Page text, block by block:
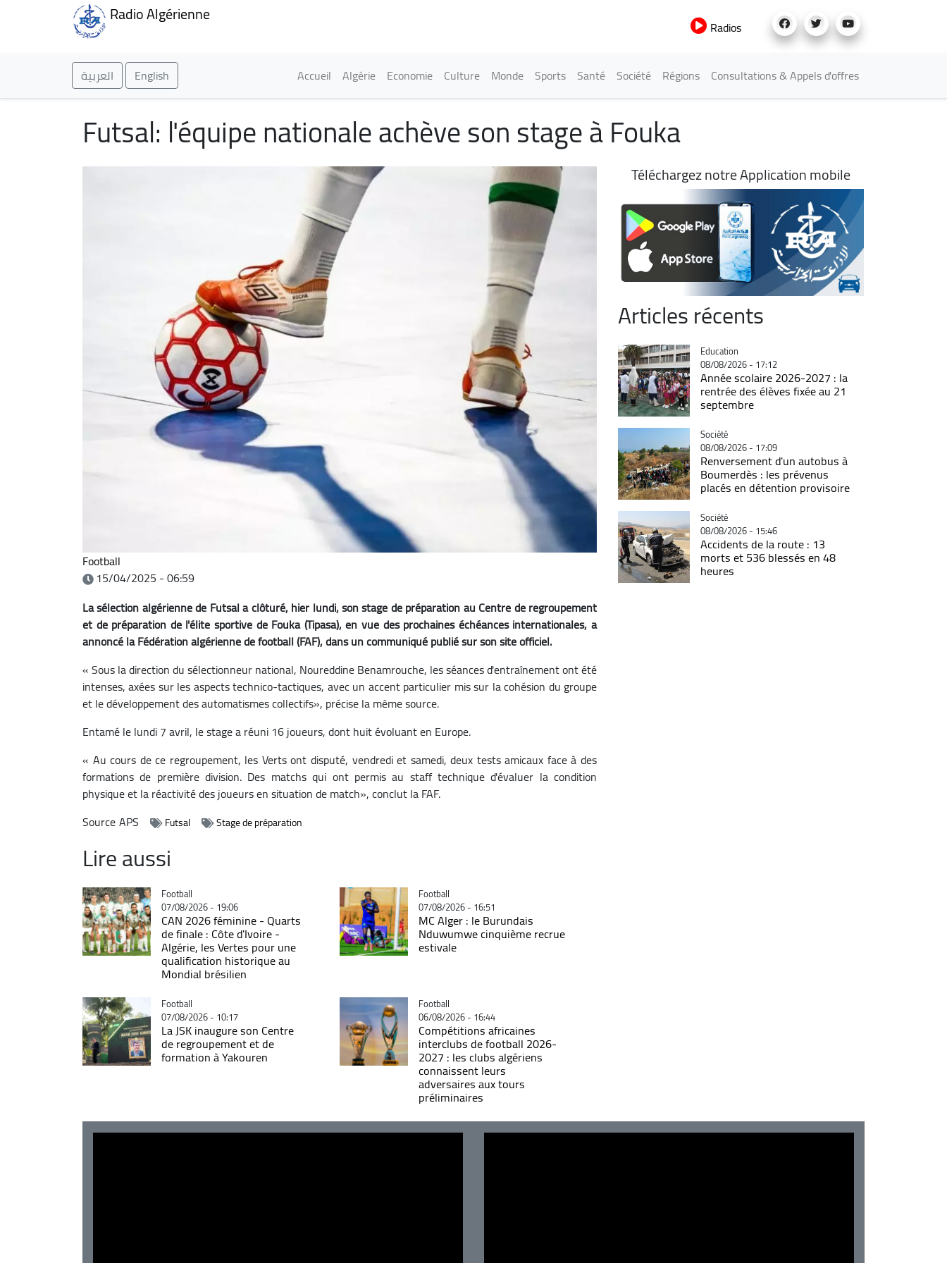
Radio Algérienne
Radios
العربية English Main navigation
Accueil Algérie Economie Culture Monde Sports Santé Société Régions Consultations & Appels d'offres
Futsal: l'équipe nationale achève son stage à Fouka
Football
15/04/2025 - 06:59
La sélection algérienne de Futsal a clôturé, hier lundi, son stage de préparation au Centre de regroupement
et de préparation de l'élite sportive de Fouka (Tipasa), en vue des prochaines échéances internationales, a
annoncé la Fédération algérienne de football (FAF), dans un communiqué publié sur son site officiel.
« Sous la direction du sélectionneur national, Noureddine Benamrouche, les séances d'entraînement ont été
intenses, axées sur les aspects technico-tactiques, avec un accent particulier mis sur la cohésion du groupe
et le développement des automatismes collectifs», précise la même source.
Entamé le lundi 7 avril, le stage a réuni 16 joueurs, dont huit évoluant en Europe.
« Au cours de ce regroupement, les Verts ont disputé, vendredi et samedi, deux tests amicaux face à des
formations de première division. Des matchs qui ont permis au staff technique d'évaluer la condition
physique et la réactivité des joueurs en situation de match», conclut la FAF.
SourceAPS Futsal Stage de préparation
Lire aussi
Catégorie
Football
07/08/2026 - 19:06
CAN 2026 féminine - Quarts
de finale : Côte d'Ivoire -
Algérie, les Vertes pour une
qualification historique au
Mondial brésilien
Catégorie
Football
07/08/2026 - 16:51
MC Alger : le Burundais
Nduwumwe cinquième recrue
estivale
Catégorie
Football
07/08/2026 - 10:17
La JSK inaugure son Centre
de regroupement et de
formation à Yakouren
Catégorie
Football
06/08/2026 - 16:44
Compétitions africaines
interclubs de football 2026-
2027 : les clubs algériens
connaissent leurs
adversaires aux tours
préliminaires
Téléchargez notre Application mobile
Articles récents
Catégorie
Education
08/08/2026 - 17:12
Année scolaire 2026-2027 : la
rentrée des élèves fixée au 21
septembre
Catégorie
Société
08/08/2026 - 17:09
Renversement d'un autobus à
Boumerdès : les prévenus
placés en détention provisoire
Catégorie
Société
08/08/2026 - 15:46
Accidents de la route : 13
morts et 536 blessés en 48
heures